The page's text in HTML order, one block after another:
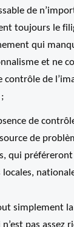
de
toujours le
qui
et ne
contrôle de
de
de
qui préféreront
simplement
pas assez